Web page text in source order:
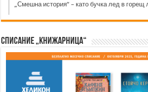
„Смешна история“ – като бучка лед в горещ
Списание „Книжарница“